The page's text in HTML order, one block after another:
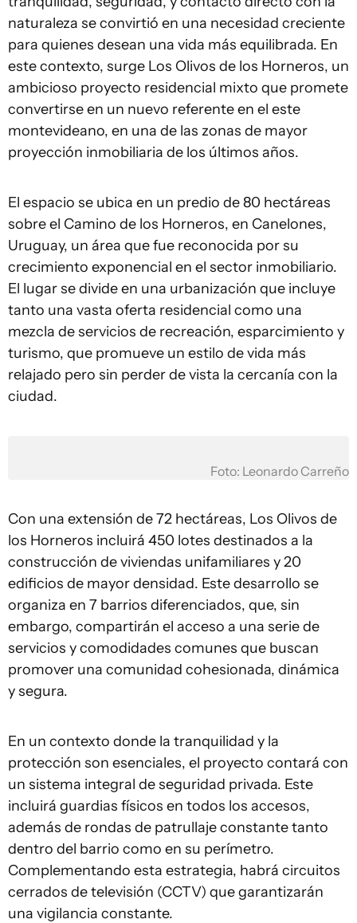
naturaleza se convirtió en una necesidad creciente
para quienes desean una vida más equilibrada. En
este contexto, surge Los Olivos de los Horneros, un
ambicioso proyecto residencial mixto que promete
convertirse en un nuevo referente en el este
montevideano, en una de las zonas de mayor
proyección inmobiliaria de los últimos años.
El espacio se ubica en un predio de 80 hectáreas
sobre el Camino de los Horneros, en Canelones,
Uruguay, un área que fue reconocida por su
crecimiento exponencial en el sector inmobiliario.
El lugar se divide en una urbanización que incluye
tanto una vasta oferta residencial como una
mezcla de servicios de recreación, esparcimiento y
turismo, que promueve un estilo de vida más
relajado pero sin perder de vista la cercanía con la
ciudad.
Foto: Leonardo Carreño
Con una extensión de 72 hectáreas, Los Olivos de
los Horneros incluirá 450 lotes destinados a la
construcción de viviendas unifamiliares y 20
edificios de mayor densidad. Este desarrollo se
organiza en 7 barrios diferenciados, que, sin
embargo, compartirán el acceso a una serie de
servicios y comodidades comunes que buscan
promover una comunidad cohesionada, dinámica
y segura.
En un contexto donde la tranquilidad y la
protección son esenciales, el proyecto contará con
un sistema integral de seguridad privada. Este
incluirá guardias físicos en todos los accesos,
además de rondas de patrullaje constante tanto
dentro del barrio como en su perímetro.
Complementando esta estrategia, habrá circuitos
cerrados de televisión (CCTV) que garantizarán
una vigilancia constante.